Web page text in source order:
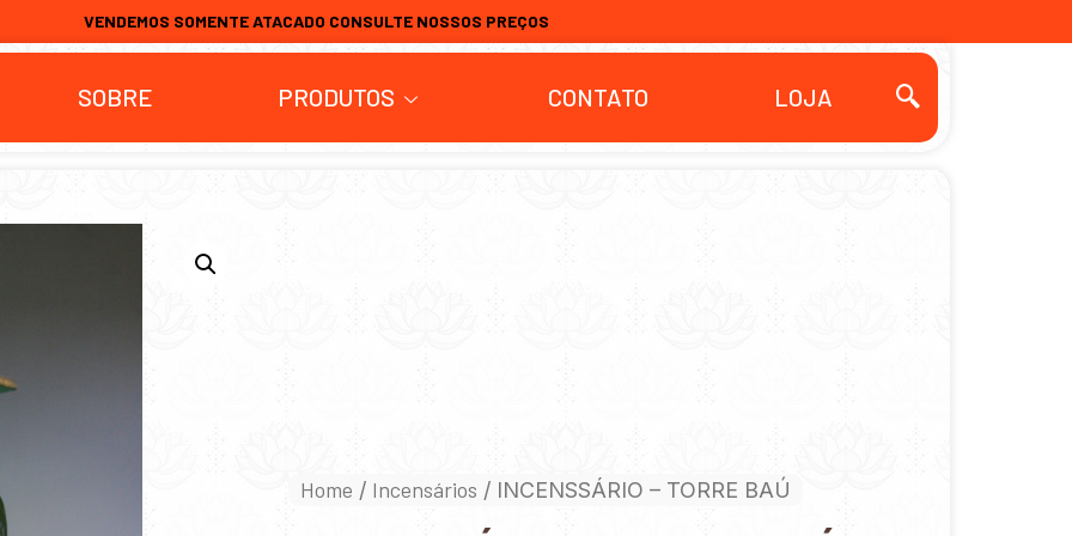
VENDEMOS SOMENTE ATACADO CONSULTE NOSSOS PREÇOS
SOBRE PRODUTOS CONTATO LOJA
Home / Incensários / INCENSSÁRIO – TORRE BAÚ